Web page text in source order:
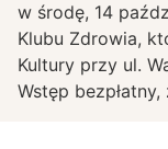
w środę, 14
Klubu Zdrowia,
Kultury przy ul.
Wstęp